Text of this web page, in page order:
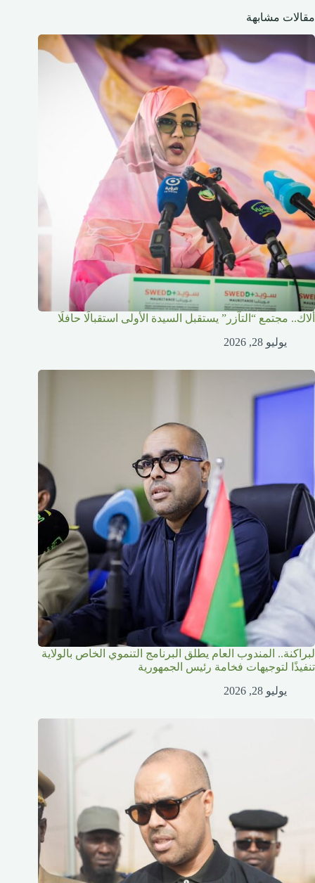
مقالات مشابهة
ألاك.. مجتمع “التآزر” يستقبل السيدة الأولى استقبالًا حافلًا
يوليو 28, 2026
لبراكنة.. المندوب العام يطلق البرنامج التنموي الخاص بالولاية
تنفيذًا لتوجيهات فخامة رئيس الجمهورية
يوليو 28, 2026